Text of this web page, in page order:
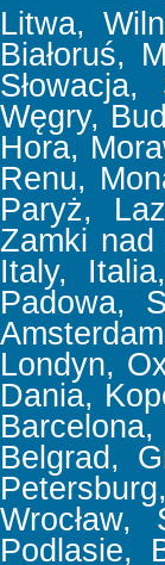
Litwa,
Białoruś,
Węgry,
Hora,
Renu,
Paryż,
Zamki nad
Italy,
Padowa,
Londyn,
Dania,
Belgrad,
Podlasie,